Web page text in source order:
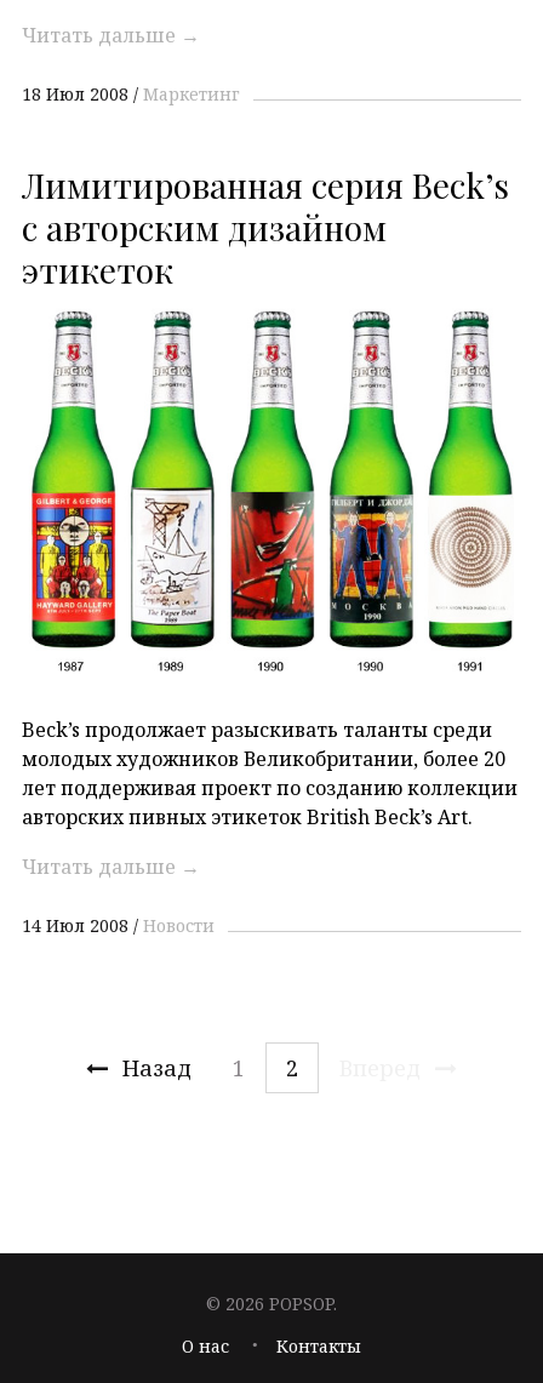
Читать дальше →
18 Июл 2008 Маркетинг
Лимитированная серия Beck’s
с авторским дизайном
этикеток
Beck’s продолжает разыскивать таланты среди
молодых художников Великобритании, более 20
лет поддерживая проект по созданию коллекции
авторских пивных этикеток British Beck’s Art.
Читать дальше →
14 Июл 2008 Новости
Назад 1 2
© 2026 POPSOP.
О нас
Контакты